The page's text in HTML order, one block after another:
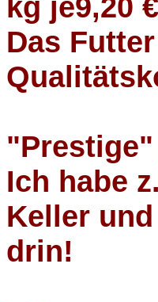
Das
Ich habe
Keller
drin!